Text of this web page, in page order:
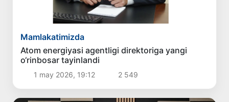
Mamlakatimizda
Atom energiyasi agentligi direktoriga yangi
o‘rinbosar tayinlandi
1 may 2026, 19:12 2 549